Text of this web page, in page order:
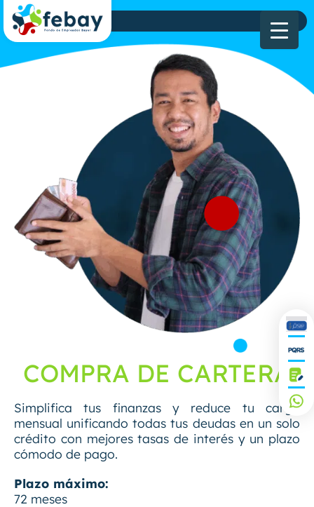
COMPRA DE CARTERA
Simplifica tus finanzas y reduce tu carga
mensual unificando todas tus deudas en un solo
crédito con mejores tasas de interés y un plazo
cómodo de pago.
Plazo máximo:
72 meses